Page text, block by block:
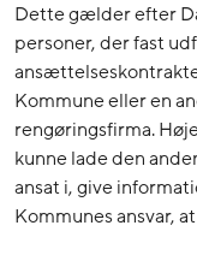
Dette gælder efter
personer, der fast
Kommune eller en
rengøringsfirma.
kunne lade den
ansat i, give
Kommunes ansvar,